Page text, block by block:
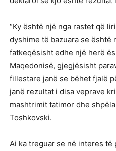
“Ky është një nga rastet që
dyshime të bazuara se është
fatkeqësisht edhe një herë
Maqedonisë, gjegjësisht
fillestare janë se bëhet fjalë
janë rezultat i disa veprave
mashtrimit tatimor dhe
Toshkovski.
Ai ka treguar se në interes të